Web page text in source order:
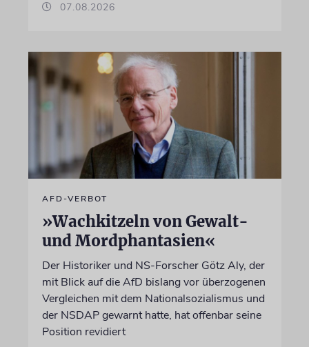
07.08.2026
AFD-VERBOT
»Wachkitzeln von Gewalt-
und Mordphantasien«
Der Historiker und NS-Forscher Götz Aly, der
mit Blick auf die AfD bislang vor überzogenen
Vergleichen mit dem Nationalsozialismus und
der NSDAP gewarnt hatte, hat offenbar seine
Position revidiert